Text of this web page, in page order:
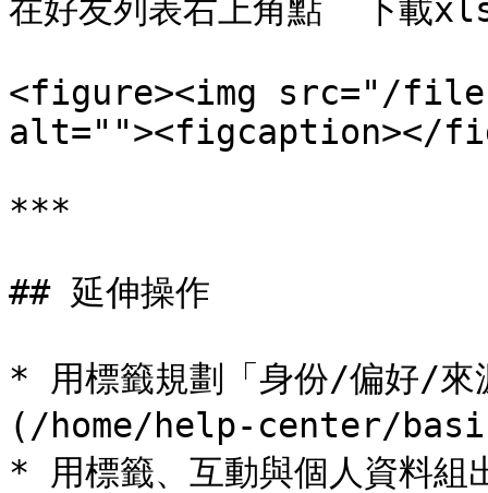
在好友列表右上角點 `下載
<figure><img src="/files/
alt=""><figcaption></
***
## 延伸操作
* 用標籤規劃「身份/偏好/
(/home/help-center/
* 用標籤、互動與個人資料